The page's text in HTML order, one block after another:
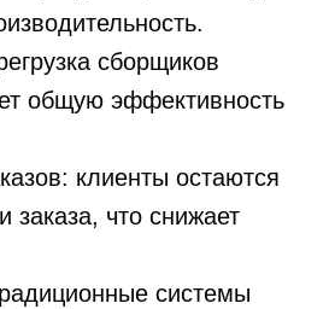
сборщиков
общую эффективность
клиенты остаются
заказа, что снижает
системы